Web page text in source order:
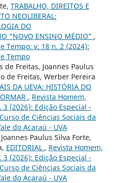
TRABALHO, DIREITOS E
NEOLIBERAL:
DO
“NOVO ENSINO MÉDIO” ,
Tempo: v. 18 n. 2 (2024):
Tempo
Freitas, Joannes Paulus
de Freitas, Werber Pereira
DA UEVA: HISTÓRIA DO
, Revista Homem,
3 (2026): Edição Especial -
de Ciências Sociais da
do Acaraú - UVA
Paulus Silva Forte,
EDITORIAL , Revista Homem,
3 (2026): Edição Especial -
de Ciências Sociais da
do Acaraú - UVA